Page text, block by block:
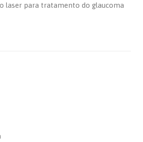
laser para tratamento do glaucoma